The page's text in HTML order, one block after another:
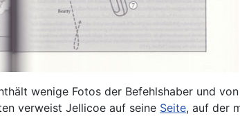
wenige Fotos der Befehlshaber und
verweist Jellicoe auf seine Seite, auf der